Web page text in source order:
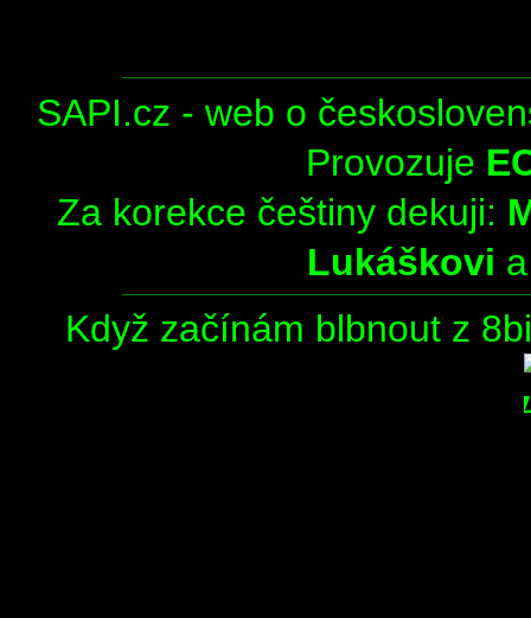
SAPI.cz - web o
Provozuje
Za korekce češtiny dekuji:
Lukáškovi
Když začínám blbnout z